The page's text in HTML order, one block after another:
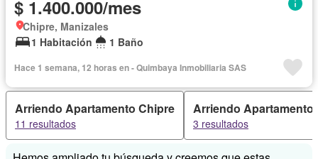
$ 1.400.000/mes
Chipre, Manizales
1 Habitación
1 Baño
Hace 1 semana, 12 horas en - Quimbaya Inmobiliaria SAS
Arriendo Apartamento Chipre
11 resultados
Arriendo Apartamento
3 resultados